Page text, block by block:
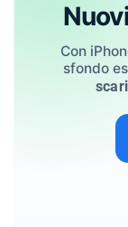
Con
sfondo